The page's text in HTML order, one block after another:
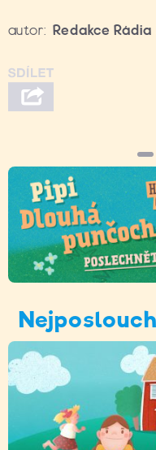
autor: Redakce